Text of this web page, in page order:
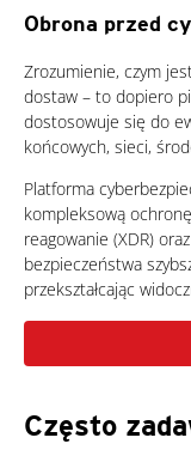
Obrona przed
Zrozumienie, czym
dostaw – to dopiero
dostosowuje się do
końcowych, sieci,
Platforma
kompleksową
reagowanie (XDR)
bezpieczeństwa
przekształcając
Często